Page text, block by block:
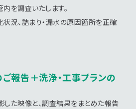
を調査いたします。
状況、詰まり・漏水の原因箇所を正確
報告＋洗浄・工事プランの
した映像と、調査結果をまとめた報告